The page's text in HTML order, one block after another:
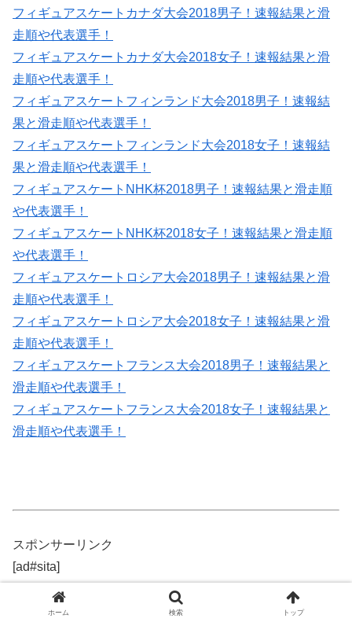
フィギュアスケートカナダ大会2018男子！速報結果と滑
走順や代表選手！
フィギュアスケートカナダ大会2018女子！速報結果と滑
走順や代表選手！
フィギュアスケートフィンランド大会2018男子！速報結
果と滑走順や代表選手！
フィギュアスケートフィンランド大会2018女子！速報結
果と滑走順や代表選手！
フィギュアスケートNHK杯2018男子！速報結果と滑走順
や代表選手！
フィギュアスケートNHK杯2018女子！速報結果と滑走順
や代表選手！
フィギュアスケートロシア大会2018男子！速報結果と滑
走順や代表選手！
フィギュアスケートロシア大会2018女子！速報結果と滑
走順や代表選手！
フィギュアスケートフランス大会2018男子！速報結果と
滑走順や代表選手！
フィギュアスケートフランス大会2018女子！速報結果と
滑走順や代表選手！
スポンサーリンク
[ad#sita]
ホーム 検索 トップ